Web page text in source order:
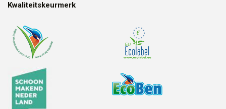
Kwaliteitskeurmerk